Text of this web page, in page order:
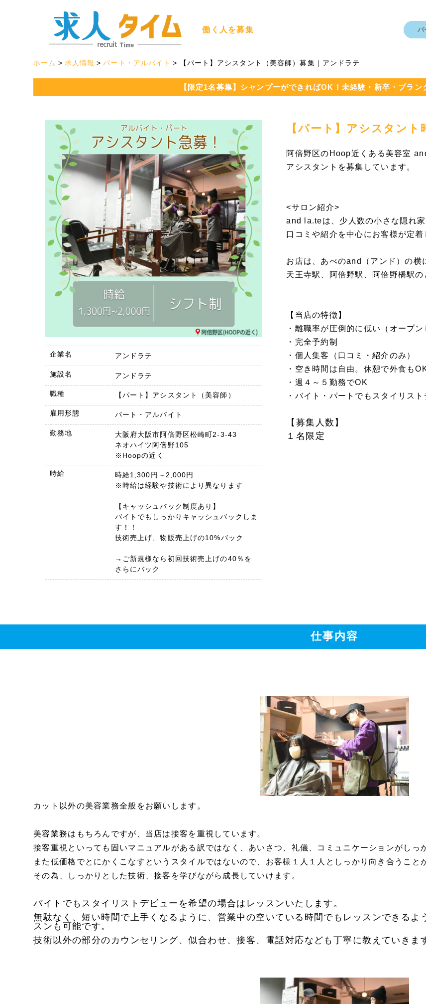
働く人を募集 パ
ホーム 求人情報 パート・アルバイト 【パート】アシスタント（美容師）募集｜アンドラテ
【限定1名募集】シャンプーができればOK！未経験・新卒・ブラン
企業名 アンドラテ
施設名 アンドラテ
職種 【パート】アシスタント（美容師）
雇用形態 パート・アルバイト
勤務地
大阪府大阪市阿倍野区松崎町2-3-43
ネオハイツ阿倍野105
※Hoopの近く
時給
時給1,300円～2,000円
※時給は経験や技術により異なります
【キャッシュバック制度あり】
バイトでもしっかりキャッシュバックしま
す！！
技術売上げ、物販売上げの10%バック
→ご新規様なら初回技術売上げの40％を
さらにバック
【パート】アシスタン
阿倍野区のHoop近くある美容室
アシスタントを募集しています。
<サロン紹介>
and la.teは、少人数の小さな隠れ家
口コミや紹介を中心にお客様が定
お店は、あべのand（アンド）の横
天王寺駅、阿倍野駅、阿倍野橋駅
【当店の特徴】
・離職率が圧倒的に低い（オープ
・完全予約制
・個人集客（口コミ・紹介のみ）
・空き時間は自由。休憩で外食も
・週４～５勤務でOK
・バイト・パートでもスタイリス
【募集人数】
１名限定
仕事内容
カット以外の美容業務全般をお願いします。
美容業務はもちろんですが、当店は接客を重視しています。
接客重視といっても固いマニュアルがある訳ではなく、あいさつ、礼儀、コミュニケーションがしっ
また低価格でとにかくこなすというスタイルではないので、お客様１人１人としっかり向き合うこと
その為、しっかりとした技術、接客を学びながら成長していけます。
バイトでもスタイリストデビューを希望の場合はレッスンいたします。
無駄なく、短い時間で上手くなるように、営業中の空いている時間でもレッスンできるよ
スンも可能です。
技術以外の部分のカウンセリング、似合わせ、接客、電話対応なども丁寧に教えていきま